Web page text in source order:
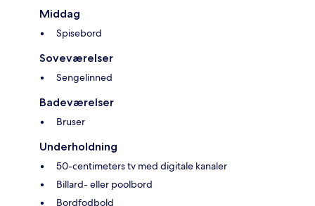
Middag
Spisebord
Soveværelser
Sengelinned
Badeværelser
Bruser
Underholdning
50-centimeters tv med digitale kanaler
Billard- eller poolbord
Bordfodbold